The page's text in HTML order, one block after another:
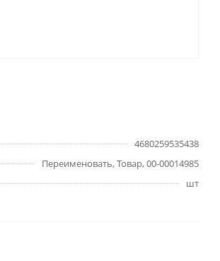
4680259535438
Переименовать, Товар, 00-00014985
шт